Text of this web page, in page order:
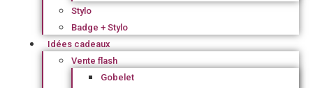
Stylo
Badge + Stylo
Idées cadeaux
Vente flash
Gobelet